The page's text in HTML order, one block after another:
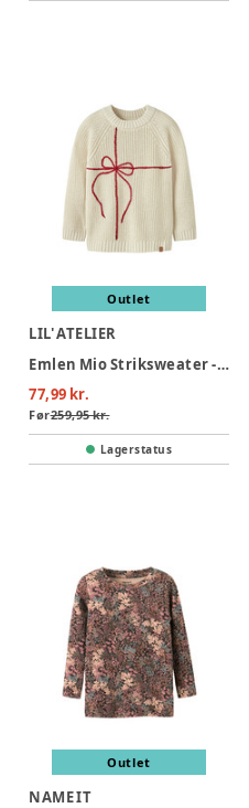
Outlet
LIL' ATELIER
Emlen Mio Striksweater - Turtledove
77,99 kr.
Før259,95 kr.
Lagerstatus
Outlet
NAME IT